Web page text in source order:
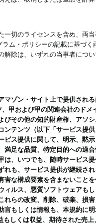
切のライセンスを含め、両
ム・ポリシーの記載に基づ
除は、いずれの当事者につ
マゾン・サイト上で提供さ
甲および甲の関連会社のド
びその他の知的財産権、アソ
テンツ（以下「サービス提
ス提供に関して、明示、黙
足な品質、特定目的への適
、いつでも、随時サービス
も、サービス提供が継続さ
害な構成要素を含まないこ
ルス、悪質ソフトウェアも
らの改変、削除、破棄、損
もしくは情報も、本規約に
しくは収益、期待された売